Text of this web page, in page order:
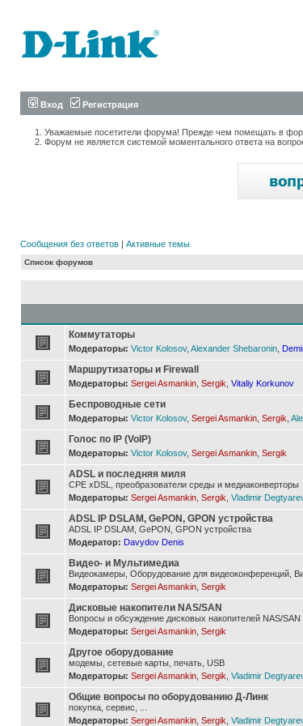
Вход Регистрация
Уважаемые посетители форума! Прежде чем помещать в
Форум не является системой моментального ответа на
Сообщения без ответов | Активные темы
Список форумов
Коммутаторы
Модераторы: Victor Kolosov, Alexander Shebaronin
Маршрутизаторы и Firewall
Модераторы: Sergei Asmankin Sergik Vitaliy Korkunov
Беспроводные сети
Модераторы: Victor Kolosov, Sergei Asmankin Sergik
Голос по IP (VoIP)
Модераторы: Victor Kolosov, Sergei Asmankin Sergik
ADSL и последняя миля
CPE xDSL, преобразователи среды и медиаконверторы
Модераторы: Sergei Asmankin Sergik Vladimir
ADSL IP DSLAM, GePON, GPON устройства
ADSL IP DSLAM, GePON, GPON устройства
Модератор: Davydov Denis
Видео- и Мультимедиа
Видеокамеры, Оборудование для видеоконференций,
Модераторы: Sergei Asmankin Sergik
Дисковые накопители NAS/SAN
Вопросы и обсуждение дисковых накопителей NAS/SAN
Модераторы: Sergei Asmankin Sergik
Другое оборудование
модемы, сетевые карты, печать, USB
Модераторы: Sergei Asmankin Sergik Vladimir
Общие вопросы по оборудованию Д-Линк
покупка, сервис, ...
Модераторы: Sergei Asmankin Sergik Vladimir